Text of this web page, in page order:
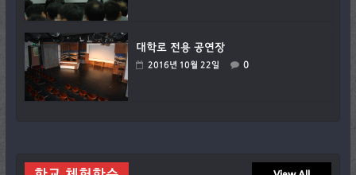
대학로 전용 공연장
2016년 10월 22일 0